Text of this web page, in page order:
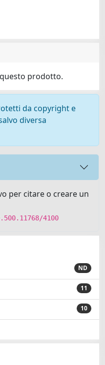
prodotto.
da copyright e
diversa
per citare o creare un
4100
ND
11
10